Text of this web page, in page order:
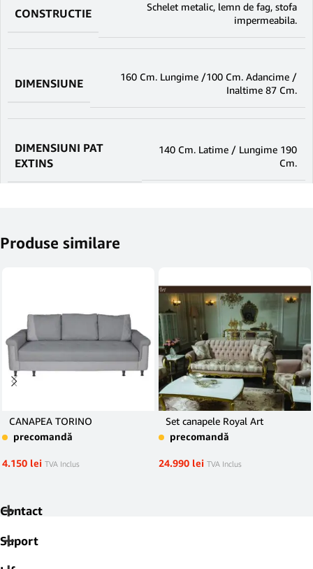
CONSTRUCTIE
Schelet metalic, lemn de fag, stofa
impermeabila.
DIMENSIUNE
160 Cm. Lungime /100 Cm. Adancime /
Inaltime 87 Cm.
DIMENSIUNI PAT
EXTINS
140 Cm. Latime / Lungime 190
Cm.
Produse similare
CANAPEA TORINO
precomandă
4.150 lei TVA Inclus
Set canapele Royal Art
precomandă
24.990 lei TVA Inclus
Contact
Suport